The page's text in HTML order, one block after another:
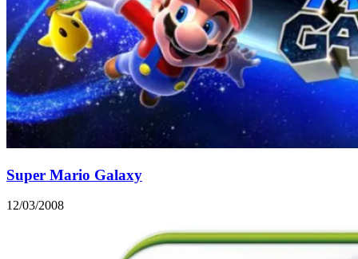
Super Mario Galaxy
12/03/2008